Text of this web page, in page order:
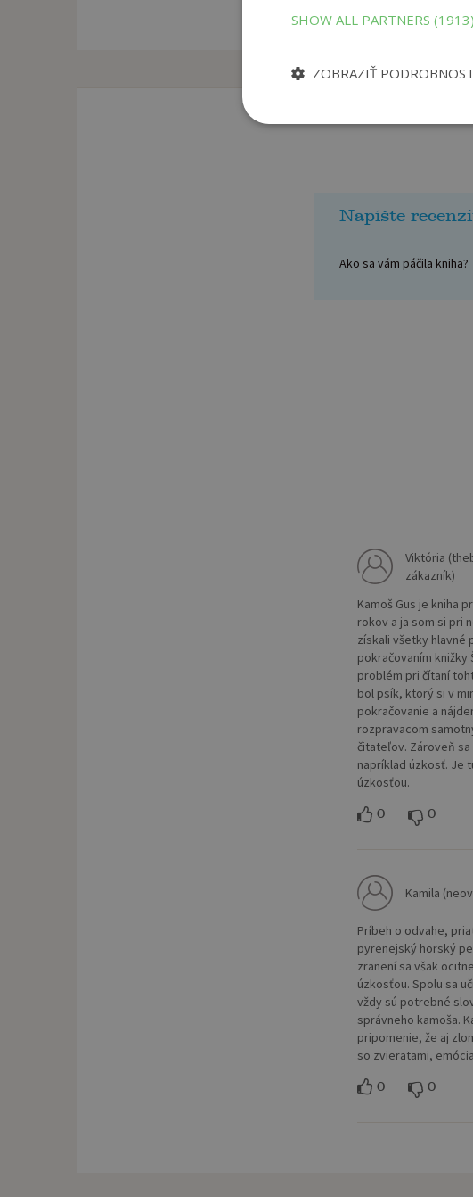
Napíšte
Ako sa vám páčila kniha?
Viktória
zákazník)
Kamoš Gus je kniha
rokov a ja som si pri
získali všetky hlavné
pokračovaním knižky
problém pri čítaní
bol psík, ktorý si v
pokračovanie a
rozpravacom
čitateľov. Zároveň sa
napríklad úzkosť. Je
úzkosťou.
0 0
Kamila
Príbeh o odvahe,
pyrenejský horský
zranení sa však
úzkosťou. Spolu sa
vždy sú potrebné
správneho kamoša.
pripomenie, že aj
so zvieratami,
0 0
SHOW ALL PARTNERS
ZOBRAZIŤ